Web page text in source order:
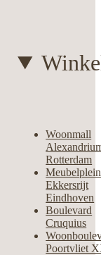
Woonmall
Rotterdam
Meubelplein
Ekkersrijt
Eindhoven
Boulevard
Cruquius
Poortvliet